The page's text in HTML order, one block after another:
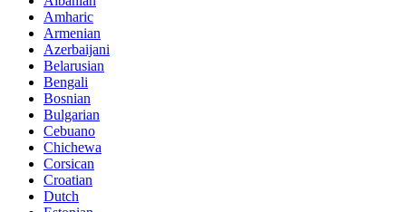
Amharic
Armenian
Azerbaijani
Belarusian
Bengali
Bosnian
Bulgarian
Cebuano
Chichewa
Corsican
Croatian
Dutch